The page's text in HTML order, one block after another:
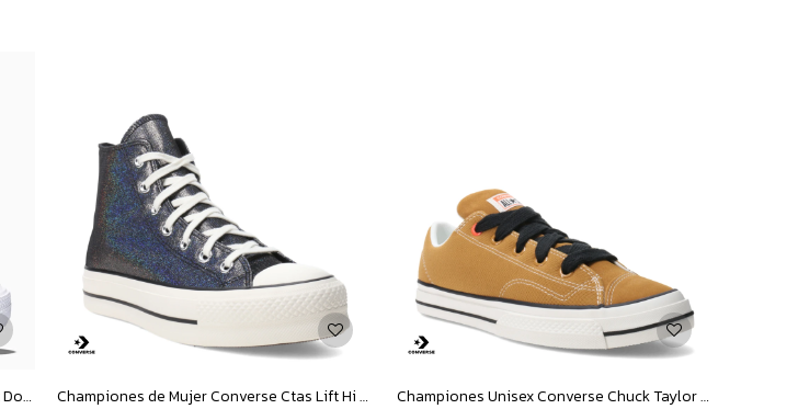
Championes de Mujer Converse Ctas Lift Double Stack Ox - Blanco - Negro Championes de Mujer Converse Ctas Lift Hi - Negro Championes Unisex Converse Chuck Taylor Puff - Marrón - Amarillo Mostaza